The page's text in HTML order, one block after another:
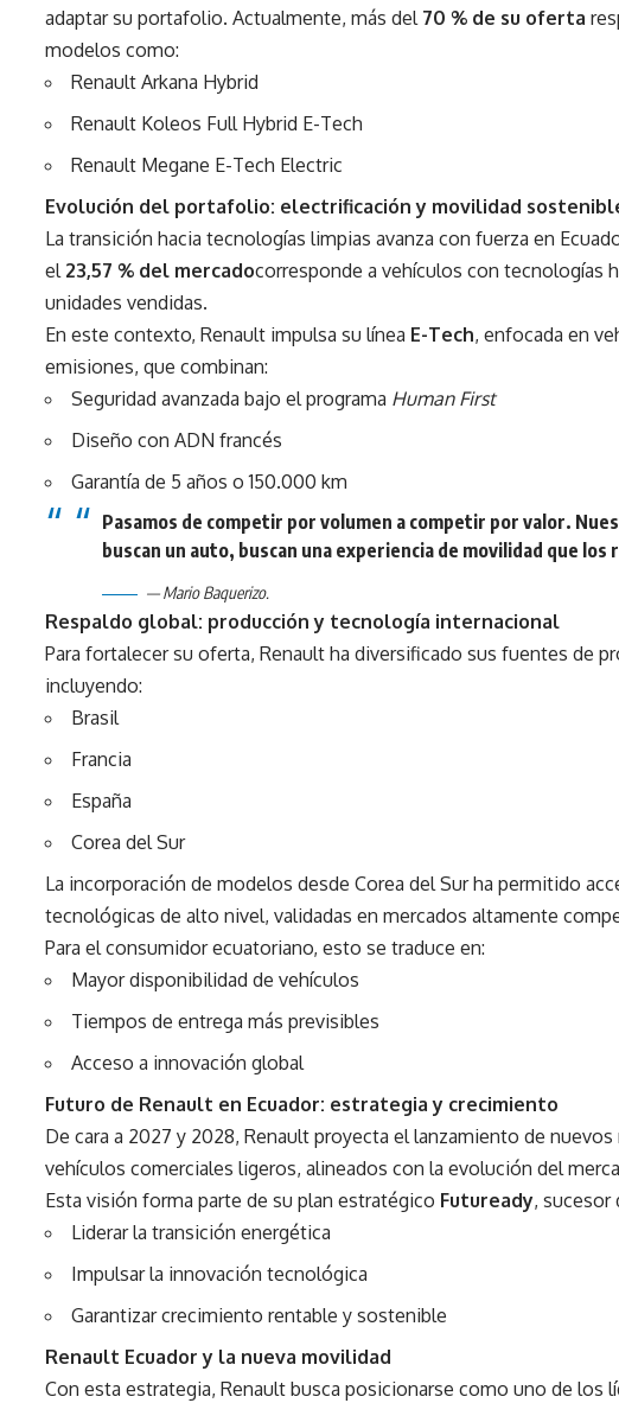
adaptar su portafolio. Actualmente, más del 70 % de su oferta
modelos como:
Renault Arkana Hybrid
Renault Koleos Full Hybrid E-Tech
Renault Megane E-Tech Electric
Evolución del portafolio: electrificación y movilidad
La transición hacia tecnologías limpias avanza con fuerza en
el 23,57 % del mercadocorresponde a vehículos con tecnologías
unidades vendidas.
En este contexto, Renault impulsa su línea E-Tech, enfocada en
emisiones, que combinan:
Seguridad avanzada bajo el programa Human First
Diseño con ADN francés
Garantía de 5 años o 150.000 km
Pasamos de competir por volumen a competir por valor.
buscan un auto, buscan una experiencia de movilidad que
— Mario Baquerizo.
Respaldo global: producción y tecnología internacional
Para fortalecer su oferta, Renault ha diversificado sus fuentes de
incluyendo:
Brasil
Francia
España
Corea del Sur
La incorporación de modelos desde Corea del Sur ha permitido
tecnológicas de alto nivel, validadas en mercados altamente
Para el consumidor ecuatoriano, esto se traduce en:
Mayor disponibilidad de vehículos
Tiempos de entrega más previsibles
Acceso a innovación global
Futuro de Renault en Ecuador: estrategia y crecimiento
De cara a 2027 y 2028, Renault proyecta el lanzamiento de
vehículos comerciales ligeros, alineados con la evolución del
Esta visión forma parte de su plan estratégico Futuready, sucesor
Liderar la transición energética
Impulsar la innovación tecnológica
Garantizar crecimiento rentable y sostenible
Renault Ecuador y la nueva movilidad
Con esta estrategia, Renault busca posicionarse como uno de los